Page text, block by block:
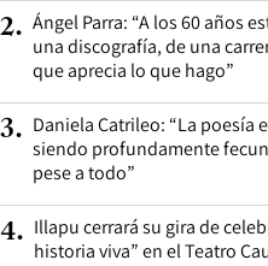
2. Ángel Parra: “A los 60 años
una discografía, de una
que aprecia lo que hago”
3. Daniela Catrileo: “La poesía
siendo profundamente
pese a todo”
4. Illapu cerrará su gira de
historia viva” en el Teatro